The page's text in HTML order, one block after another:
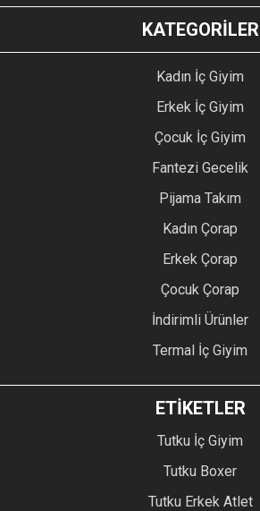
KATEGORİLER
Kadın İç Giyim
Erkek İç Giyim
Çocuk İç Giyim
Fantezi Gecelik
Pijama Takım
Kadın Çorap
Erkek Çorap
Çocuk Çorap
İndirimli Ürünler
Termal İç Giyim
ETİKETLER
Tutku İç Giyim
Tutku Boxer
Tutku Erkek Atlet